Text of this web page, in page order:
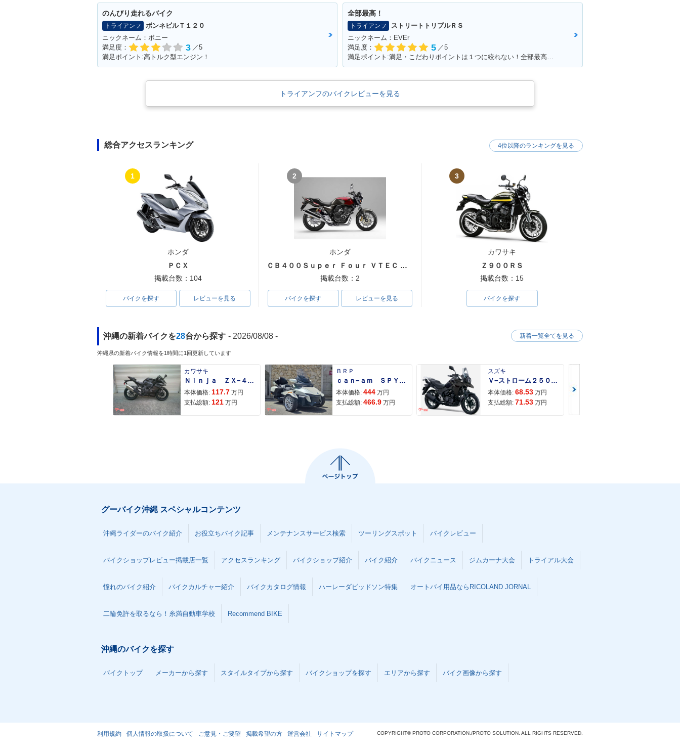
のんびり走れるバイク
トライアンフ
ボンネビルＴ１２０
ニックネーム：ボニー
満足度：
3 ／5
満足ポイント:高トルク型エンジン！
全部最高！
トライアンフ
ストリートトリプルＲＳ
ニックネーム：EVEr
満足度：
5 ／5
満足ポイント:満足・こだわりポイントは１つに絞れない！全部最高！！
トライアンフのバイクレビューを見る
総合アクセスランキング
1
ホンダ
ＰＣＸ
掲載台数：104
バイクを探す レビューを見る
2
ホンダ
ＣＢ４００Ｓｕｐｅｒ Ｆｏｕｒ ＶＴＥＣ ＳＰＥＣ３
掲載台数：2
バイクを探す レビューを見る
3
カワサキ
Ｚ９００ＲＳ
掲載台数：15
バイクを探す
4位以降のランキングを見る
沖縄の新着バイクを28台から探す - 2026/08/08 -
沖縄県の新着バイク情報を1時間に1回更新しています
カワサキ
Ｎｉｎｊａ ＺＸ−４Ｒ ＳＥ
本体価格: 117.7 万円
支払総額: 121 万円
ＢＲＰ
ｃａｎ−ａｍ ＳＰＹＤＥＲ ＲＴ ＬＩＭＩＴＥＤ
本体価格: 444 万円
支払総額: 466.9 万円
スズキ
Ｖ−ストローム２５０ ２６年モデル 水冷２気筒エンジン ＬＥＤヘッドライト標準装備
本体価格: 68.53 万円
支払総額: 71.53 万円
新着一覧全てを見る
グーバイク沖縄 スペシャルコンテンツ
沖縄ライダーのバイク紹介 お役立ちバイク記事 メンテナンスサービス検索 ツーリングスポット バイクレビュー
バイクショップレビュー掲載店一覧 アクセスランキング バイクショップ紹介 バイク紹介 バイクニュース ジムカーナ大会 トライアル大会
憧れのバイク紹介 バイクカルチャー紹介 バイクカタログ情報 ハーレーダビッドソン特集 オートバイ用品ならRICOLAND JORNAL
二輪免許を取るなら！糸満自動車学校 Recommend BIKE
沖縄のバイクを探す
バイクトップ メーカーから探す スタイルタイプから探す バイクショップを探す エリアから探す バイク画像から探す
利用規約 個人情報の取扱について ご意見・ご要望 掲載希望の方 運営会社 サイトマップ COPYRIGHT© PROTO CORPORATION./PROTO SOLUTION. ALL RIGHTS RESERVED.